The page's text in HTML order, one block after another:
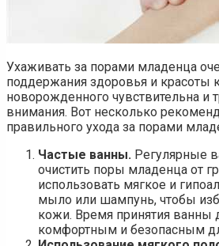
Ухаживать за порами младенца
поддержания здоровья и красоты
новорожденного чувствительна и
внимания. Вот несколько
правильного ухода за порами
Частые ванны. Регулярные
очистить поры младенца от
использовать мягкое и
мыло или шампунь, чтобы
кожи. Время принятия ванны
комфортным и безопасным